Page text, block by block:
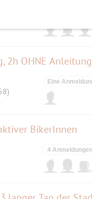
2h OHNE Anleitung
Eine
BikerInnen
4 Anmeldungen